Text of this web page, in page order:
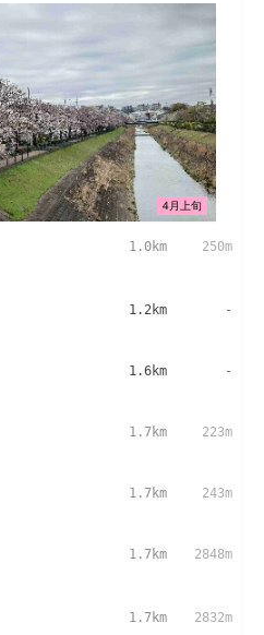
4月上旬
1.0km 250m
1.2km -
1.6km -
1.7km 223m
1.7km 243m
1.7km 2848m
1.7km 2832m